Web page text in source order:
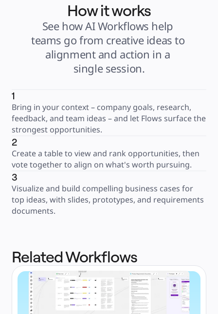
How it works
See how AI Workflows help
teams go from creative ideas to
alignment and action in a
single session.
1
Bring in your context – company goals, research,
feedback, and team ideas – and let Flows surface the
strongest opportunities.
2
Create a table to view and rank opportunities, then
vote together to align on what's worth pursuing.
3
Visualize and build compelling business cases for
top ideas, with slides, prototypes, and requirements
documents.
Related Workflows